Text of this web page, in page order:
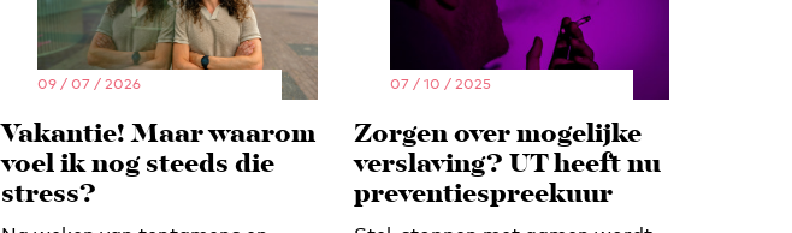
09 / 07 / 2026
Vakantie! Maar waarom
voel ik nog steeds die
stress?
07 / 10 / 2025
Zorgen over mogelijke
verslaving? UT heeft nu
preventiespreekuur